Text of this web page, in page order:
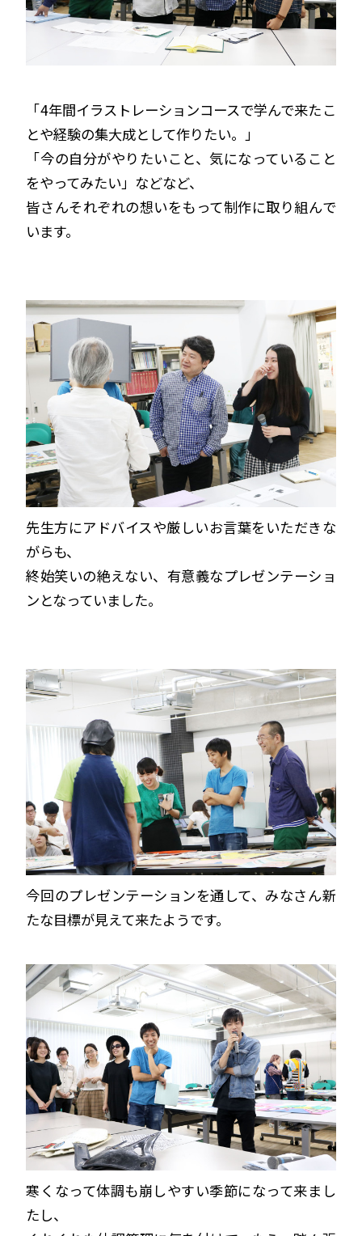
「4年間イラストレーションコースで学んで来たこ
とや経験の集大成として作りたい。」
「今の自分がやりたいこと、気になっていること
をやってみたい」などなど、
皆さんそれぞれの想いをもって制作に取り組んで
います。
先生方にアドバイスや厳しいお言葉をいただきな
がらも、
終始笑いの絶えない、有意義なプレゼンテーショ
ンとなっていました。
今回のプレゼンテーションを通して、みなさん新
たな目標が見えて来たようです。
寒くなって体調も崩しやすい季節になって来まし
たし、